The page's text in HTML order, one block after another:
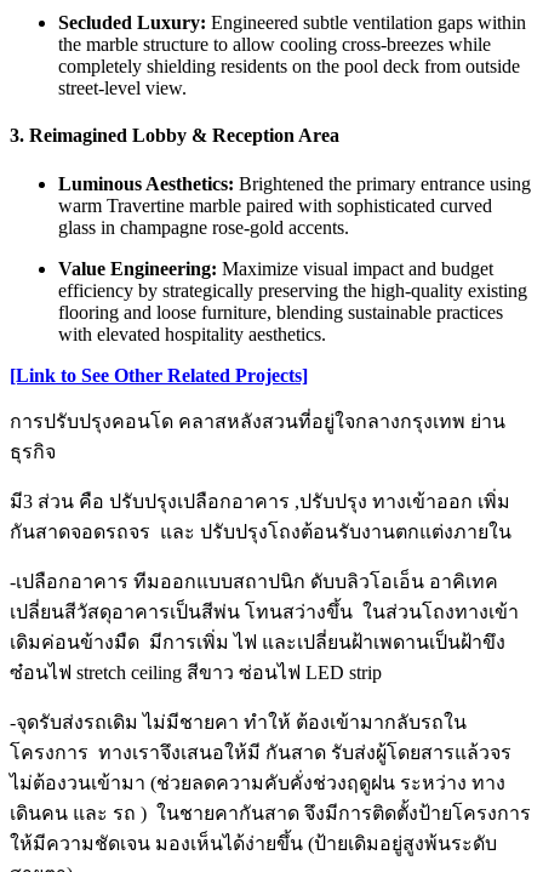
Secluded Luxury: Engineered subtle ventilation gaps within
the marble structure to allow cooling cross-breezes while
completely shielding residents on the pool deck from outside
street-level view.
3. Reimagined Lobby & Reception Area
Luminous Aesthetics: Brightened the primary entrance using
warm Travertine marble paired with sophisticated curved
glass in champagne rose-gold accents.
Value Engineering: Maximize visual impact and budget
efficiency by strategically preserving the high-quality existing
flooring and loose furniture, blending sustainable practices
with elevated hospitality aesthetics.
[Link to See Other Related Projects]
การปรับปรุงคอนโด คลาสหลังสวนที่อยู่ใจกลางกรุงเทพ ย่าน
ธุรกิจ
มี3 ส่วน คือ ปรับปรุงเปลือกอาคาร ,ปรับปรุง ทางเข้าออก เพิ่ม
กันสาดจอดรถจร และ ปรับปรุงโถงต้อนรับงานตกแต่งภายใน
-เปลือกอาคาร ทีมออกแบบสถาปนิก ดับบลิวโอเอ็น อาคิเทค
เปลี่ยนสีวัสดุอาคารเป็นสีพ่น โทนสว่างขึ้น ในส่วนโถงทางเข้า
เดิมค่อนข้างมืด มีการเพิ่ม ไฟ และเปลี่ยนฝ้าเพดานเป็นฝ้าขึง
ซ๋อนไฟ stretch ceiling สีขาว ซ่อนไฟ LED strip
-จุดรับส่งรถเดิม ไม่มีชายคา ทำให้ ต้องเข้ามากลับรถใน
โครงการ ทางเราจึงเสนอให้มี กันสาด รับส่งผู้โดยสารแล้วจร
ไม่ต้องวนเข้ามา (ช่วยลดความคับคั่งช่วงฤดูฝน ระหว่าง ทาง
เดินคน และ รถ ) ในชายคากันสาด จึงมีการติดตั้งป้ายโครงการ
ให้มีความชัดเจน มองเห็นได้ง่ายขึ้น (ป้ายเดิมอยู่สูงพ้นระดับ